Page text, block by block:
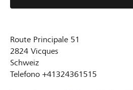
Route Principale 51
2824 Vicques
Schweiz
Telefono +41324361515